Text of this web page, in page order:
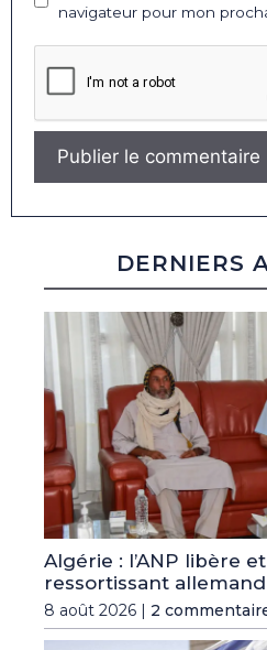
navigateur pour mon
DERNIERS
Algérie : l’ANP libère
ressortissant
8 août 2026 | 2